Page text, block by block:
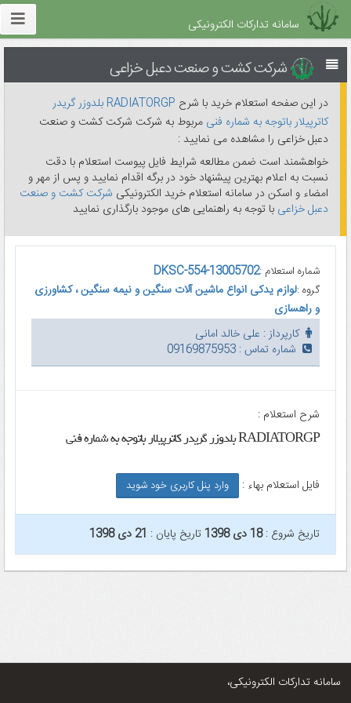
سامانه تدارکات الکترونیکی
شرکت کشت و صنعت دعبل خزاعی
در این صفحه استعلام خرید با شرح
RADIATORGP بلدوزر گریدر
کاترپیلار باتوجه به شماره فنی مربوط به شرکت شرکت کشت و صنعت
دعبل خزاعی را مشاهده می نمایید :
خواهشمند است ضمن مطالعه شرایط فایل پیوست استعلام با دقت
نسبت به اعلام بهترین پیشنهاد خود در برگه اقدام نمایید و پس از مهر و
امضاء و اسکن در سامانه استعلام خرید الکترونیکی شرکت کشت و صنعت
دعبل خزاعی با توجه به راهنمایی های موجود بارگذاری نمایید
شماره استعلام :DKSC-554-13005702
گروه :لوازم یدکی انواع ماشین آلات سنگین و نیمه سنگین ، کشاورزی
و راهسازی
کارپرداز : علی خالد امانی
شماره تماس : 09169875953
شرح استعلام :
RADIATORGP بلدوزر گریدر کاترپیلار باتوجه به شماره فنی
فایل استعلام بهاء : وارد پنل کاربری خود شوید
تاریخ شروع :18 دی 1398 تاریخ پایان :
سامانه تدارکات الکترونیکی،